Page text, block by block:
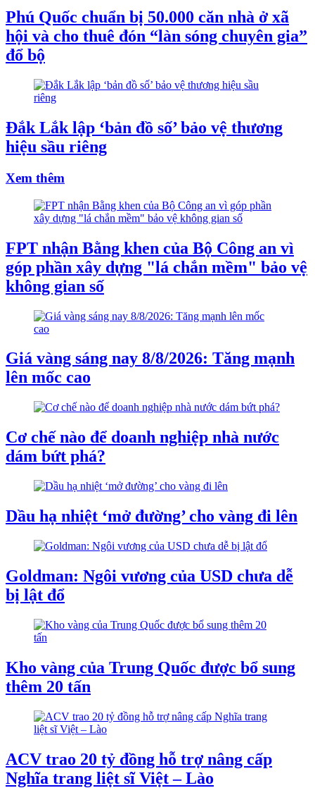
Phú Quốc chuẩn bị 50.000 căn nhà ở xã
hội và cho thuê đón “làn sóng chuyên gia”
đổ bộ
Đắk Lắk lập ‘bản đồ số’ bảo vệ thương
hiệu sầu riêng
Xem thêm
FPT nhận Bằng khen của Bộ Công an vì
góp phần xây dựng "lá chắn mềm" bảo vệ
không gian số
Giá vàng sáng nay 8/8/2026: Tăng mạnh
lên mốc cao
Cơ chế nào để doanh nghiệp nhà nước
dám bứt phá?
Dầu hạ nhiệt ‘mở đường’ cho vàng đi lên
Goldman: Ngôi vương của USD chưa dễ
bị lật đổ
Kho vàng của Trung Quốc được bổ sung
thêm 20 tấn
ACV trao 20 tỷ đồng hỗ trợ nâng cấp
Nghĩa trang liệt sĩ Việt – Lào